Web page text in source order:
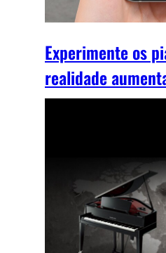
Experimente os
realidade